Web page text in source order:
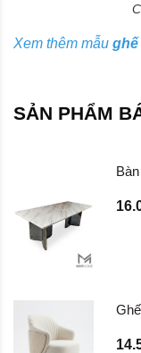
Xem thêm mẫu ghế
SẢN PHẨM